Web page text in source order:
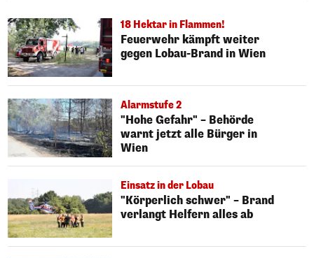
18 Hektar in Flammen!
Feuerwehr kämpft weiter
gegen Lobau-Brand in Wien
Alarmstufe 2
"Hohe Gefahr" – Behörde
warnt jetzt alle Bürger in
Wien
Einsatz in der Lobau
"Körperlich schwer" – Brand
verlangt Helfern alles ab